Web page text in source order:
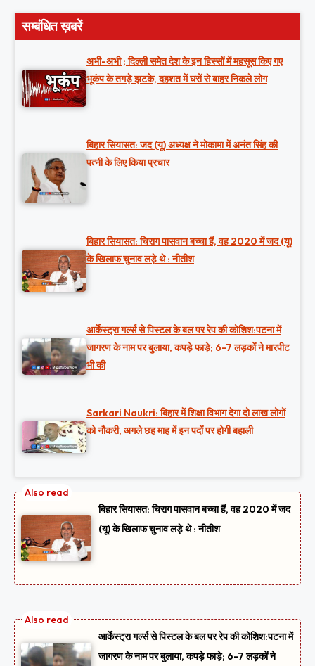
सम्बंधित ख़बरें
अभी-अभी ; दिल्ली समेत देश के इन हिस्सों में महसूस किए गए
भूकंप के तगड़े झटके, दहशत में घरों से बाहर निकले लोग
बिहार सियासत: जद (यू) अध्यक्ष ने मोकामा में अनंत सिंह की
पत्नी के लिए किया प्रचार
बिहार सियासत: चिराग पासवान बच्चा हैं, वह 2020 में जद (यू)
के खिलाफ चुनाव लड़े थे : नीतीश
आर्केस्ट्रा गर्ल्स से पिस्टल के बल पर रेप की कोशिश:पटना में
जागरण के नाम पर बुलाया, कपड़े फाड़े; 6-7 लड़कों ने मारपीट
भी की
Sarkari Naukri: बिहार में शिक्षा विभाग देगा दो लाख लोगों
को नौकरी, अगले छह माह में इन पदों पर होगी बहाली
बिहार सियासत: चिराग पासवान बच्चा हैं, वह 2020 में जद
(यू) के खिलाफ चुनाव लड़े थे : नीतीश
आर्केस्ट्रा गर्ल्स से पिस्टल के बल पर रेप की कोशिश:पटना में
जागरण के नाम पर बुलाया, कपड़े फाड़े; 6-7 लड़कों ने